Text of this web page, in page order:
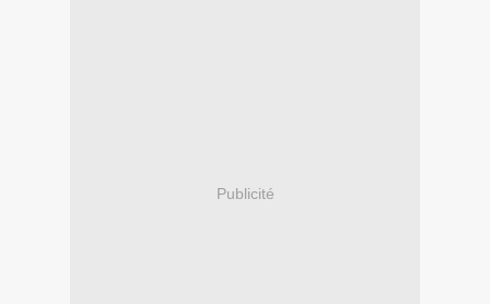
Publicité